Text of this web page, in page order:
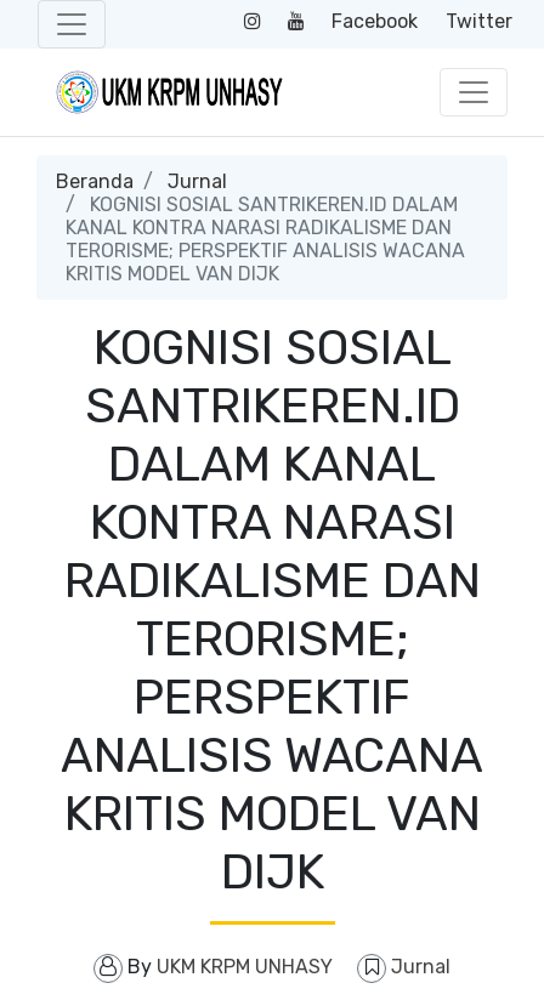
Facebook Twitter
Beranda
Jurnal
KOGNISI SOSIAL SANTRIKEREN.ID DALAM
KANAL KONTRA NARASI RADIKALISME DAN
TERORISME; PERSPEKTIF ANALISIS WACANA
KRITIS MODEL VAN DIJK
KOGNISI SOSIAL
SANTRIKEREN.ID
DALAM KANAL
KONTRA NARASI
RADIKALISME DAN
TERORISME;
PERSPEKTIF
ANALISIS WACANA
KRITIS MODEL VAN
DIJK
By UKM KRPM UNHASY Jurnal